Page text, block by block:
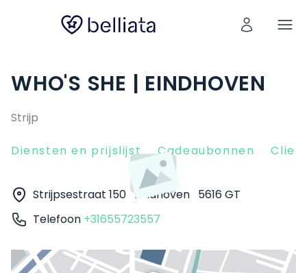
WHO'S SHE | EINDHOVEN
Strijp
Diensten en prijslijst Cadeaubonnen
Strijpsestraat 150 Eindhoven 5616 GT
Telefoon +31655723557